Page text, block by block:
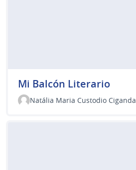
Mi Balcón Literario
Natália Maria Custodio Ciganda